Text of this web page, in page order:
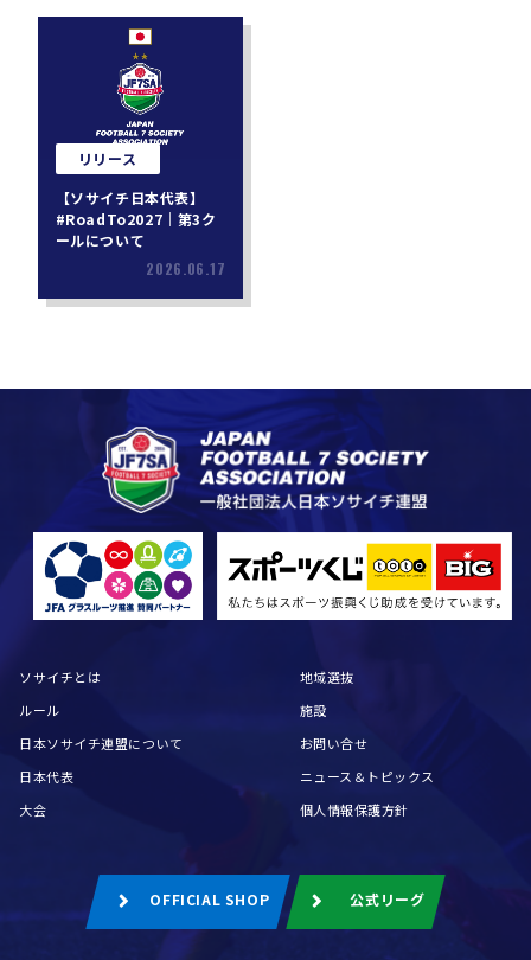
リリース
【ソサイチ日本代表】
#RoadTo2027｜第3ク
ールについて
2026.06.17
ソサイチとは
ルール
日本ソサイチ連盟について
日本代表
大会
地域選抜
施設
お問い合せ
ニュース＆トピックス
個人情報保護方針
OFFICIAL SHOP 公式リーグ